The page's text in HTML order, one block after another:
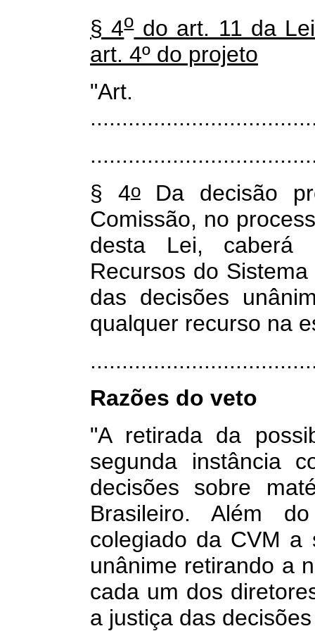
§ 4odo art. 11 da
art. 4º do projeto
§ 4oDa decisão
Comissão, no
desta Lei, caberá
Recursos do
das decisões
qualquer recurso na
Razões do veto
"A retirada da
segunda instância
decisões sobre
Brasileiro. Além
colegiado da CVM a
unânime retirando a
cada um dos
a justiça das